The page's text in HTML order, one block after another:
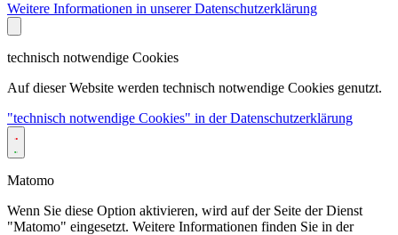
Weitere Informationen in unserer Datenschutzerklärung
technisch notwendige Cookies
Auf dieser Website werden technisch notwendige Cookies genutzt.
"technisch notwendige Cookies" in der Datenschutzerklärung
Matomo
Wenn Sie diese Option aktivieren, wird auf der Seite der Dienst
"Matomo" eingesetzt. Weitere Informationen finden Sie in der